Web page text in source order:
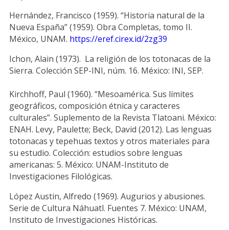
Hernández, Francisco (1959). “Historia natural de la
Nueva España” (1959). Obra Completas, tomo II.
México, UNAM. https://eref.cirex.id/2zg39
Ichon, Alain (1973). La religión de los totonacas de la
Sierra. Colección SEP-INI, núm. 16. México: INI, SEP.
Kirchhoff, Paul (1960). “Mesoamérica. Sus límites
geográficos, composición étnica y caracteres
culturales”. Suplemento de la Revista Tlatoani. México:
ENAH. Levy, Paulette; Beck, David (2012). Las lenguas
totonacas y tepehuas textos y otros materiales para
su estudio. Colección: estudios sobre lenguas
americanas: 5. México: UNAM-Instituto de
Investigaciones Filológicas.
López Austin, Alfredo (1969). Augurios y abusiones.
Serie de Cultura Náhuatl. Fuentes 7. México: UNAM,
Instituto de Investigaciones Históricas.